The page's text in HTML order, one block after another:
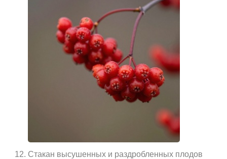
Стакан высушенных и раздробленных плодов